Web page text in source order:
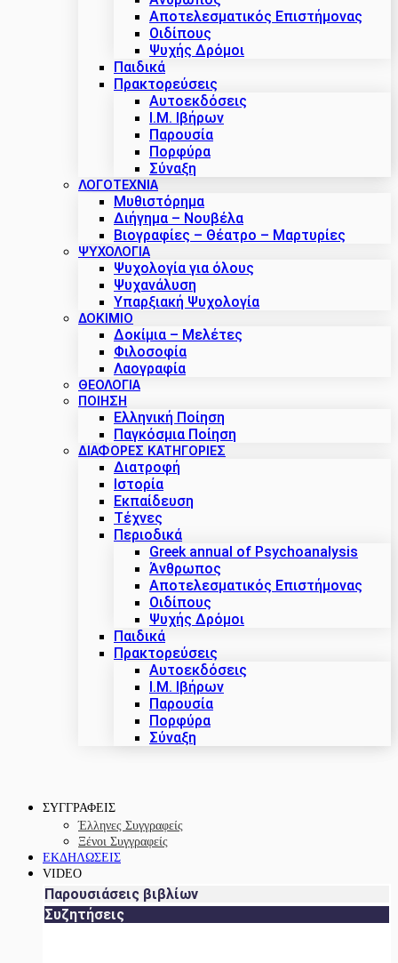
Αποτελεσματικός Επιστήμονας
Οιδίπους
Ψυχής Δρόμοι
Παιδικά
Πρακτoρεύσεις
Αυτοεκδόσεις
Ι.Μ. Ιβήρων
Παρουσία
Πορφύρα
Σύναξη
ΛΟΓΟΤΕΧΝΙΑ
Μυθιστόρημα
Διήγημα – Νουβέλα
Βιογραφίες – Θέατρο – Μαρτυρίες
ΨΥΧΟΛΟΓΙΑ
Ψυχολογία για όλους
Ψυχανάλυση
Υπαρξιακή Ψυχολογία
ΔΟΚΊΜΙΟ
Δοκίμια – Μελέτες
Φιλοσοφία
Λαογραφία
ΘΕΟΛΟΓΙΑ
ΠΟΙΗΣΗ
Ελληνική Ποίηση
Παγκόσμια Ποίηση
ΔΙΑΦΟΡΕΣ ΚΑΤΗΓΟΡΙΕΣ
Διατροφή
Ιστορία
Εκπαίδευση
Τέχνες
Περιοδικά
Greek annual of Psychoanalysis
Άνθρωπος
Αποτελεσματικός Επιστήμονας
Οιδίπους
Ψυχής Δρόμοι
Παιδικά
Πρακτoρεύσεις
Αυτοεκδόσεις
Ι.Μ. Ιβήρων
Παρουσία
Πορφύρα
Σύναξη
ΣΥΓΓΡΑΦΕΙΣ
Έλληνες Συγγραφείς
Ξένοι Συγγραφείς
ΕΚΔΗΛΩΣΕΙΣ
VIDEO
Παρουσιάσεις βιβλίων
Συζητήσεις